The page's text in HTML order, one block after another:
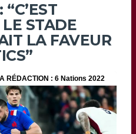
STADE
LA FAVEUR